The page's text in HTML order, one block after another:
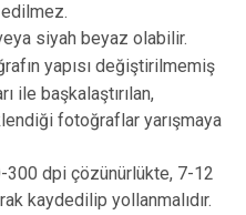
siyah beyaz olabilir.
yapısı değiştirilmemiş
ile başkalaştırılan,
fotoğraflar yarışmaya
dpi çözünürlükte, 7-12
kaydedilip yollanmalıdır.